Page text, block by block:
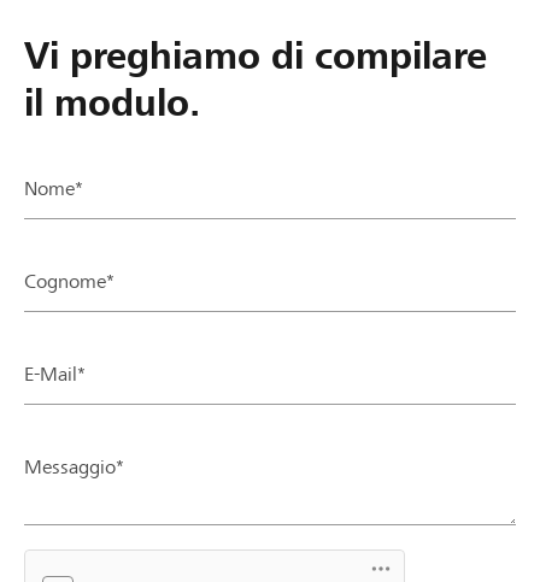
Vi preghiamo di compilare
il modulo.
Nome*
Cognome*
E-Mail*
Messaggio*